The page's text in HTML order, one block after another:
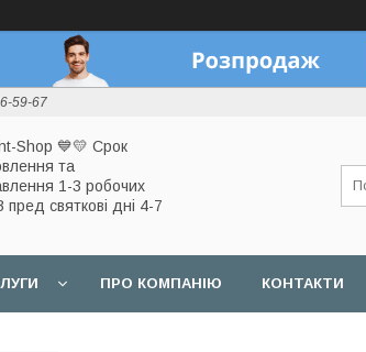
59-67
Shop ​💙💛 Срок
та
1-3 робочих
пред святкові дні 4-7
ПРО КОМПАНІЮ КОНТАКТИ